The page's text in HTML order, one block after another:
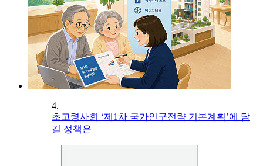
4.
초고령사회 ‘제1차 국가인구전략 기본계획’에 담
길 정책은